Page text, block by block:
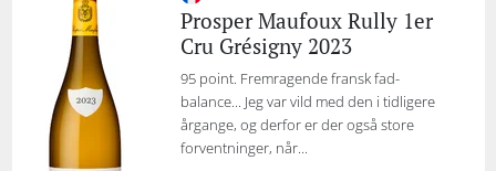
Prosper Maufoux Rully 1er
Cru Grésigny 2023
95 point. Fremragende fransk fad-
balance... Jeg var vild med den i tidligere
årgange, og derfor er der også store
forventninger, når...